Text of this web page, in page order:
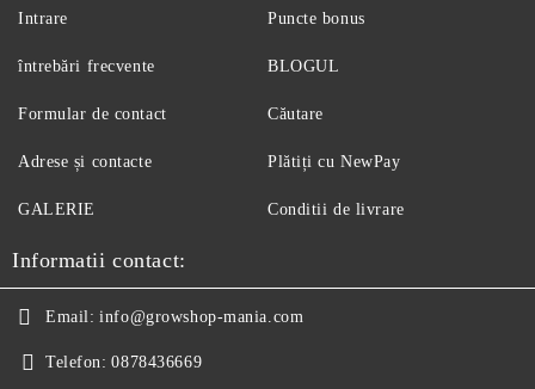
Intrare Puncte bonus
întrebări frecvente
Formular de contact
Adrese și contacte
GALERIE
BLOGUL
Căutare
Plătiți cu NewPay
Conditii de livrare
Informatii contact:
Email: info@growshop-mania.com
Telefon: 0878436669